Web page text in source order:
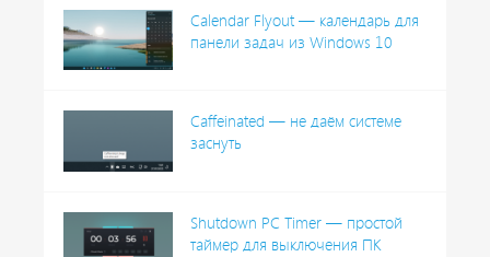
Calendar Flyout — календарь для
панели задач из Windows 10
Caffeinated — не даём системе
заснуть
Shutdown PC Timer — простой
таймер для выключения ПК